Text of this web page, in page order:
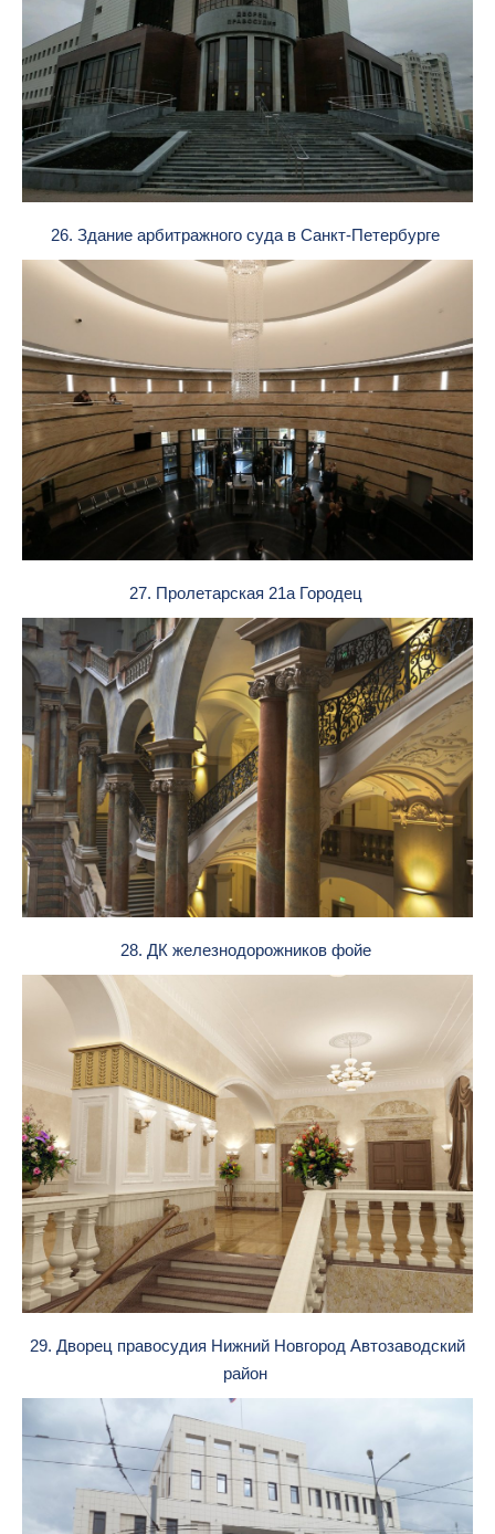
26. Здание арбитражного суда в Санкт-Петербурге
27. Пролетарская 21а Городец
28. ДК железнодорожников фойе
29. Дворец правосудия Нижний Новгород Автозаводский
район